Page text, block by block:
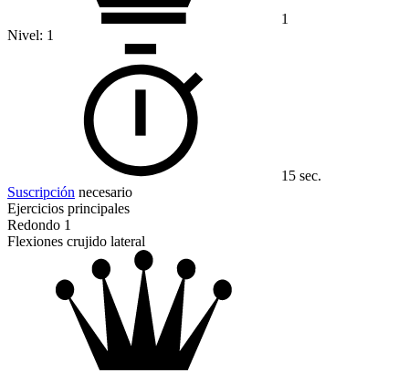
1
Nivel: 1
15 sec.
Suscripción necesario
Ejercicios principales
Redondo 1
Flexiones crujido lateral